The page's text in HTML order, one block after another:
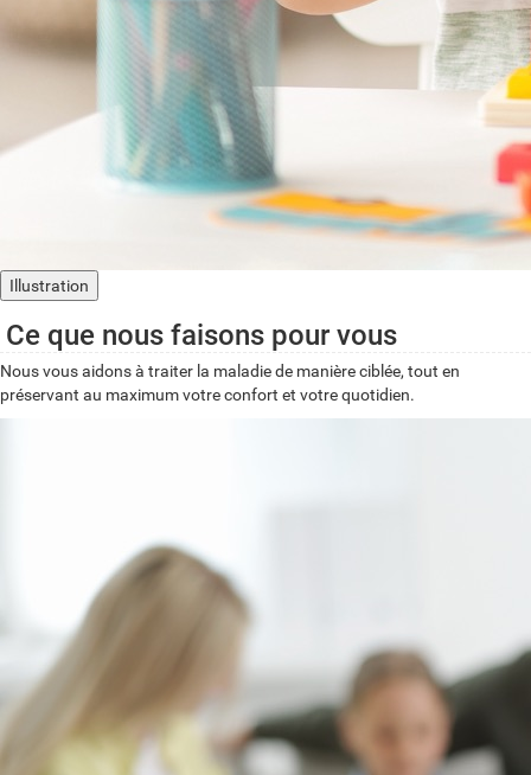
Illustration
Ce que nous faisons pour vous
Nous vous aidons à traiter la maladie de manière ciblée, tout en
préservant au maximum votre confort et votre quotidien.